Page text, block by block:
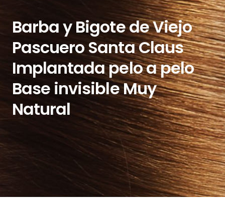
Barba y Bigote de Viejo
Pascuero Santa Claus
Implantada pelo a pelo
Base invisible Muy
Natural